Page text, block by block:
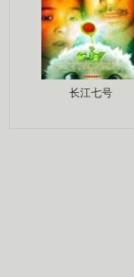
长江七号